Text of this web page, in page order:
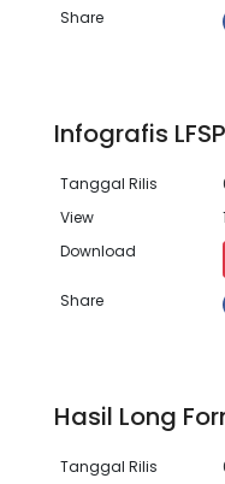
Share
Infografis
Tanggal Rilis
View
Download
Share
Hasil Long
Tanggal Rilis